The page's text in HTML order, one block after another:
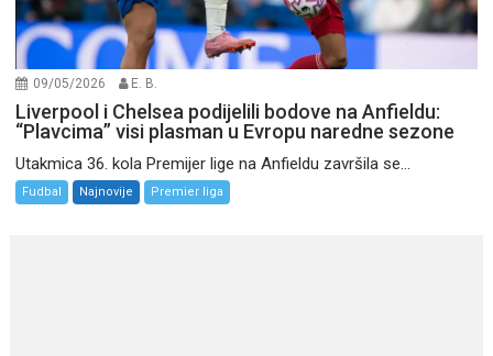
09/05/2026 E. B.
Liverpool i Chelsea podijelili bodove na Anfieldu:
“Plavcima” visi plasman u Evropu naredne sezone
Utakmica 36. kola Premijer lige na Anfieldu završila se...
Fudbal Najnovije Premier liga